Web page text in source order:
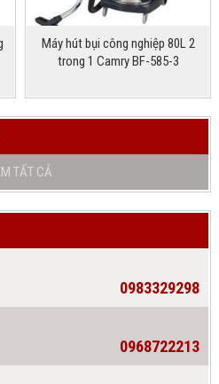
Máy hút bụi công nghiệp 80L 2
trong 1 Camry BF-585-3
TẤT CẢ
0983329298
0968722213